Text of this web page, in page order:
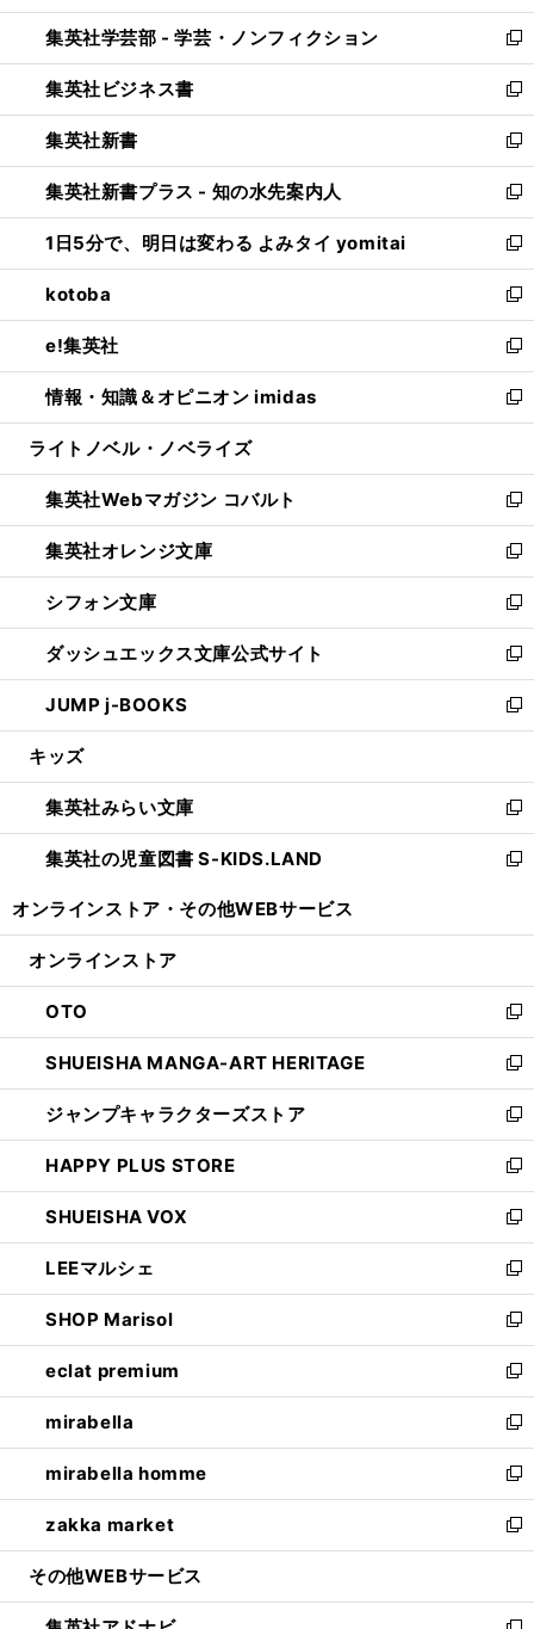
開
く
ウ
で
開
く
ン
ド
ウ
で
開
く
ウ
ィ
ン
ド
ウ
で
開
く
集英社学芸部 - 学芸・ノンフィクション
新
し
い
ウ
ィ
ン
ド
ウ
で
開
く
集英社ビジネス書
新
し
い
ウ
ィ
ン
ド
ウ
で
開
く
集英社新書
新
し
い
ウ
ィ
ン
ド
ウ
で
開
く
集英社新書プラス - 知の水先案内人
新
し
い
ウ
ィ
ン
ド
ウ
で
開
1日5分で、明日は変わる よみタイ yomitai
新
し
い
ウ
ィ
ン
ド
ウ
開
く
kotoba
新
し
い
ウ
ィ
ン
ウ
で
開
く
e!集英社
新
し
い
ウ
ン
ド
ウ
で
開
く
情報・知識＆オピニオン imidas
新
し
ウ
ィ
ン
ド
ウ
で
開
く
ライトノベル・ノベライズ
集英社Webマガジン コバルト
新
し
い
ウ
ィ
ン
ド
ウ
で
開
集英社オレンジ文庫
新
し
い
ウ
ィ
ン
ド
ウ
開
く
シフォン文庫
新
し
い
ウ
ィ
ン
ウ
で
開
く
ダッシュエックス文庫公式サイト
新
し
い
ウ
ン
ド
ウ
で
JUMP j-BOOKS
新
し
ウ
ィ
ン
ド
開
キッズ
集英社みらい文庫
新
し
い
ン
ウ
で
開
く
集英社の児童図書 S-KIDS.LAND
新
ウ
ン
ド
ウ
で
開
く
オンラインストア・ その他WEBサービス
オンラインストア
OTO
新
し
い
ウ
ィ
ン
ド
ウ
で
開
く
SHUEISHA MANGA-ART HERITAGE
新
し
い
ウ
ィ
ン
ド
ウ
で
開
く
ジャンプキャラクターズストア
新
し
い
ウ
ィ
ン
ド
ウ
で
開
く
HAPPY PLUS STORE
新
し
い
ウ
ィ
ン
ド
ウ
で
開
く
SHUEISHA VOX
新
し
い
ウ
ィ
ン
ド
ウ
で
開
く
LEEマルシェ
新
し
い
ウ
ィ
ン
ド
ウ
で
開
く
SHOP Marisol
新
し
い
ウ
ィ
ン
ド
ウ
で
開
eclat premium
新
し
い
ウ
ィ
ン
ド
ウ
開
mirabella
新
し
い
ウ
ィ
ン
ウ
mirabella homme
新
し
い
ウ
ン
zakka market
新
し
ウ
その他WEBサービス